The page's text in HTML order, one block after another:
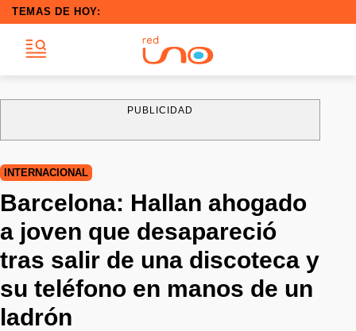
TEMAS DE HOY:
PUBLICIDAD
INTERNACIONAL
Barcelona: Hallan ahogado
a joven que desapareció
tras salir de una discoteca y
su teléfono en manos de un
ladrón